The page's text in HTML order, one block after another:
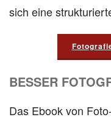
sich eine
BESSER
Das Ebook von